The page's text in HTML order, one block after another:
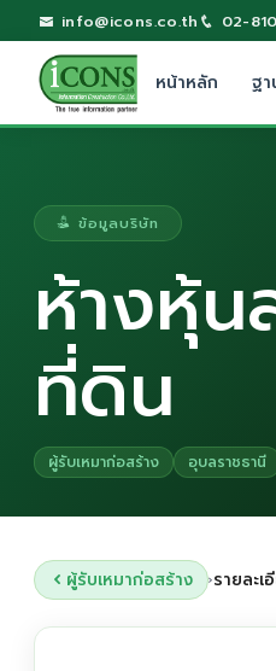
info@icons.co.th 02-
หน้าหลัก ฐ
ข้อมูลบริษัท
ห้างหุ้น
ที่ดิน
ผู้รับเหมาก่อสร้าง อุบลราชธานี
ผู้รับเหมาก่อสร้าง ›รายละ